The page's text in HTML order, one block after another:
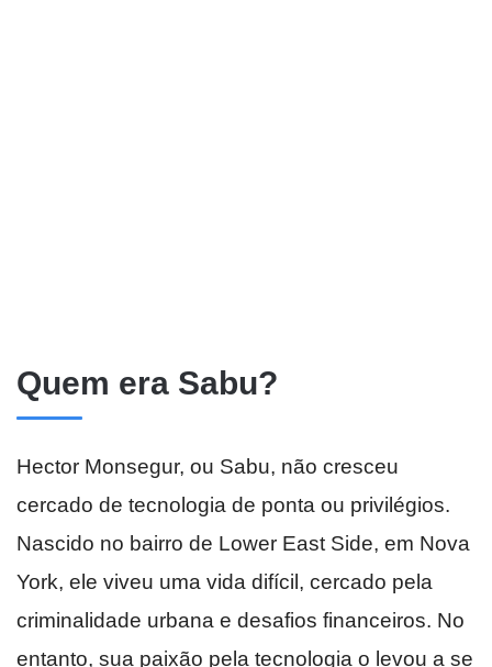
Quem era Sabu?
Hector Monsegur, ou Sabu, não cresceu
cercado de tecnologia de ponta ou privilégios.
Nascido no bairro de Lower East Side, em Nova
York, ele viveu uma vida difícil, cercado pela
criminalidade urbana e desafios financeiros. No
entanto, sua paixão pela tecnologia o levou a se